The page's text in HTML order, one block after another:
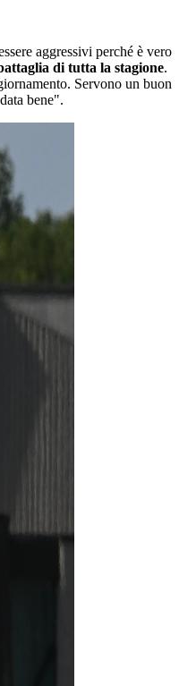
aggressivi perché è vero
di tutta la stagione.
Servono un buon
bene".